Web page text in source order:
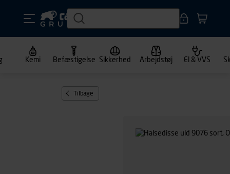
Kemi Befæstigelse Sikkerhed Arbejdstøj El & VVS
Tilbage